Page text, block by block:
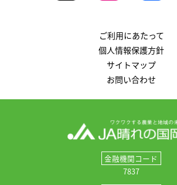
ご利用にあたって
個人情報保護方針
サイトマップ
お問い合わせ
金融機関コード
7837